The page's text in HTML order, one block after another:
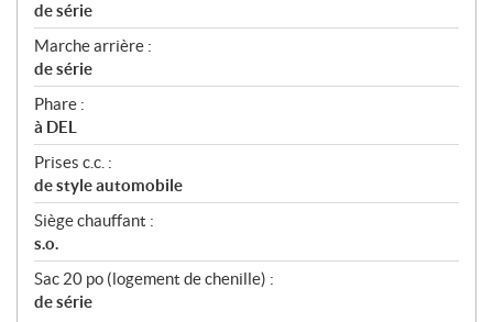
de série
Marche arrière :
de série
Phare :
à DEL
Prises c.c. :
de style automobile
Siège chauffant :
s.o.
Sac 20 po (logement de chenille) :
de série